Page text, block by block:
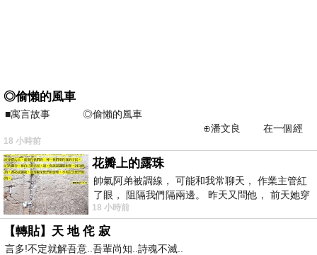
◎偷懶的風車
■寓言故事 ◎偷懶的風車
⊕潘文良 在一個經
常颳風的山丘上—&m
18 小時前
花瓣上的露珠
帥氣阿弟被調線， 可能和我常聊天， 作業主管紅
了眼， 阻隔我們隔兩邊。 昨天又問他， 前天她穿
什麼顏色衣服， 不經
18 小時前
【轉貼】天 地 侘 寂
言多!不定就解吾意..吾輩尚知..詩魂不滅..